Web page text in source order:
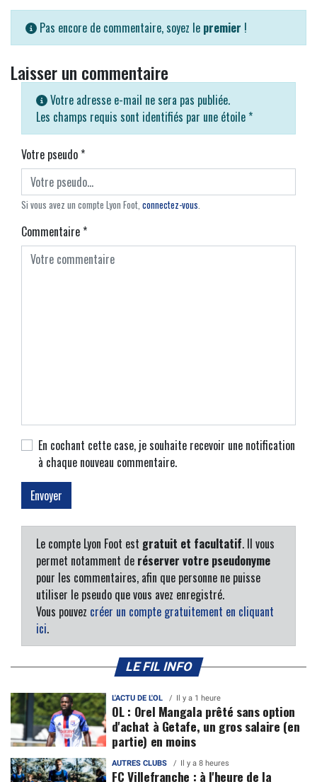
Pas encore de commentaire, soyez le premier !
Laisser un commentaire
Votre adresse e-mail ne sera pas publiée.
Les champs requis sont identifiés par une étoile *
Votre pseudo*
Si vous avez un compte Lyon Foot, connectez-vous.
Commentaire*
En cochant cette case, je souhaite recevoir une notification
à chaque nouveau commentaire.
Le compte Lyon Foot est gratuit et facultatif. Il vous
permet notamment de réserver votre pseudonyme
pour les commentaires, afin que personne ne puisse
utiliser le pseudo que vous avez enregistré.
Vous pouvez créer un compte gratuitement en cliquant
ici.
LE FIL INFO
L'ACTU DE L'OL Il y a 1 heure
OL : Orel Mangala prêté sans option
d'achat à Getafe, un gros salaire (en
partie) en moins
AUTRES CLUBS Il y a 8 heures
FC Villefranche : à l'heure de la